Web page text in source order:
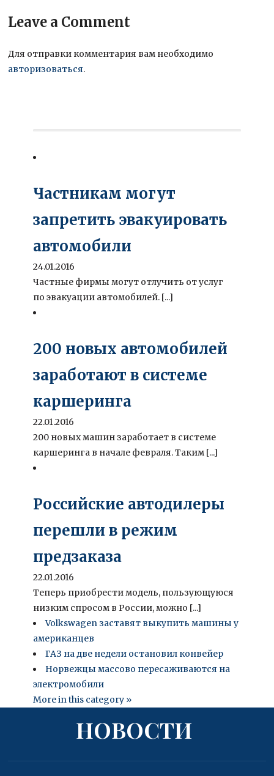
Leave a Comment
Для отправки комментария вам необходимо
авторизоваться.
Частникам могут
запретить эвакуировать
автомобили
24.01.2016
Частные фирмы могут отлучить от услуг
по эвакуации автомобилей. [...]
200 новых автомобилей
заработают в системе
каршеринга
22.01.2016
200 новых машин заработает в системе
каршеринга в начале февраля. Таким [...]
Российские автодилеры
перешли в режим
предзаказа
22.01.2016
Теперь приобрести модель, пользующуюся
низким спросом в России, можно [...]
Volkswagen заставят выкупить машины у
американцев
ГАЗ на две недели остановил конвейер
Норвежцы массово пересаживаются на
электромобили
More in this category »
НОВОСТИ